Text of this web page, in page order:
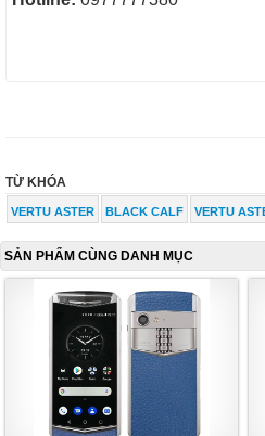
TỪ KHÓA
VERTU ASTER BLACK CALF VERTU
SẢN PHẨM CÙNG DANH MỤC